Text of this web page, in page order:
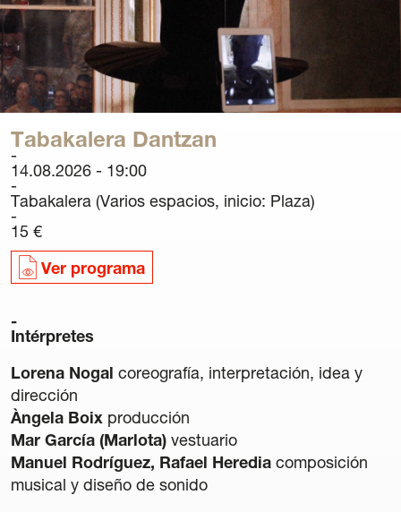
Guía para principiantes
Hora joven
La Quincena
Historia
Ediciones anteriores
Sedes Habituales
La Quincena Verde
Contacto
Newsletter
Tabakalera Dantzan
14.08.2026 - 19:00
Tabakalera (Varios espacios, inicio: Plaza)
15 €
Ver programa
Intérpretes
Lorena Nogal coreografía, interpretación, idea y
dirección
Àngela Boix producción
Mar García (Marlota) vestuario
Manuel Rodríguez, Rafael Heredia composición
musical y diseño de sonido